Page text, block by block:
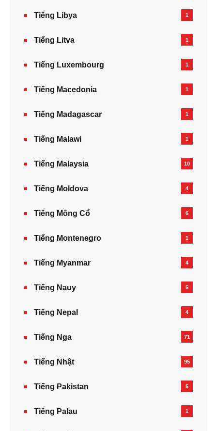
Tiếng Libya 1
Tiếng Litva 1
Tiếng Luxembourg 1
Tiếng Macedonia 1
Tiếng Madagascar 1
Tiếng Malawi 1
Tiếng Malaysia 10
Tiếng Moldova 4
Tiếng Mông Cổ 6
Tiếng Montenegro 1
Tiếng Myanmar 4
Tiếng Nauy 5
Tiếng Nepal‎ 4
Tiếng Nga 71
Tiếng Nhật 95
Tiếng Pakistan 5
Tiếng Palau 1